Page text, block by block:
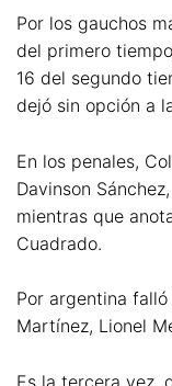
Por los gauchos
del primero
16 del segundo
dejó sin opción a
En los penales,
Davinson
mientras que
Cuadrado.
Por argentina
Martínez, Lionel
Es la tercera vez,